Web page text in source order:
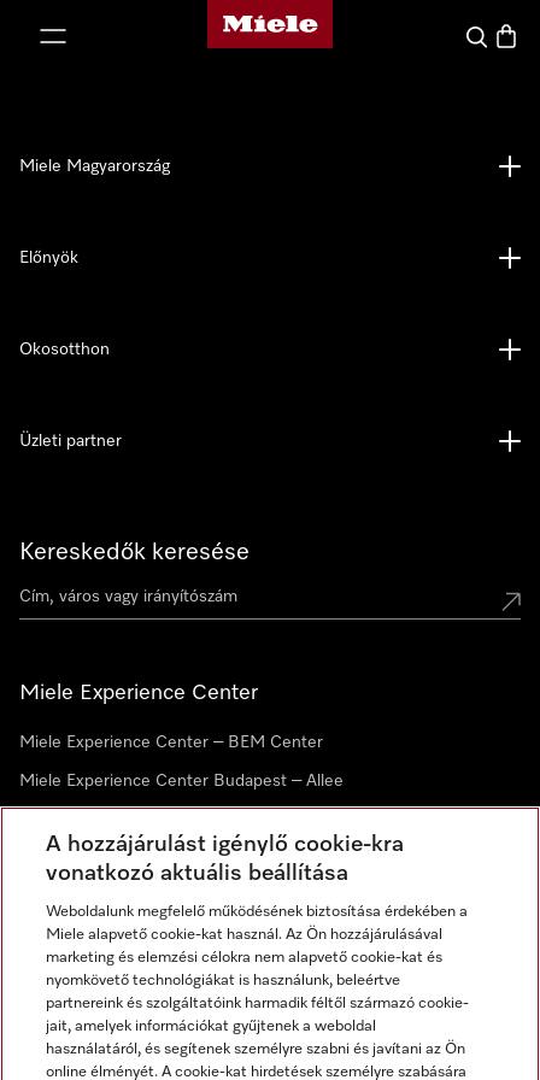
Miele honlapja
Kereses
Kereskedők keresése
Miele Experience Center
Miele Experience Center – BEM Center
Miele Experience Center Budapest – Allee
Hírlevél
Miele Magyarország
Előnyök
Okosotthon
Üzleti partner
A hozzájárulást igénylő cookie-kra
vonatkozó aktuális beállítása
Weboldalunk megfelelő működésének biztosítása érdekében a
Miele alapvető cookie-kat használ. Az Ön hozzájárulásával
marketing és elemzési célokra nem alapvető cookie-kat és
nyomkövető technológiákat is használunk, beleértve
partnereink és szolgáltatóink harmadik féltől származó cookie-
jait, amelyek információkat gyűjtenek a weboldal
használatáról, és segítenek személyre szabni és javítani az Ön
online élményét. A cookie-kat hirdetések személyre szabására